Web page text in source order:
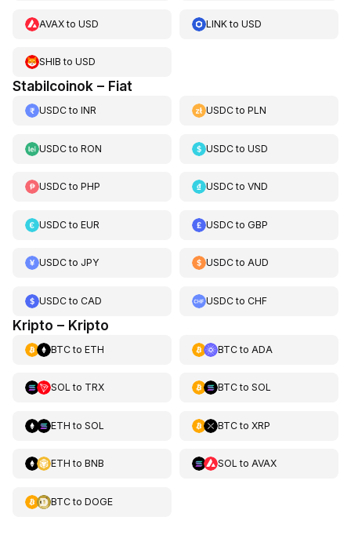
AVAXto USD LINKtoUSD
SHIB to USD
Stabilcoinok – Fiat
USDCto INR USDCtoPLN
USDCto RON USDCtoUSD
USDCto PHP USDCtoVND
USDCto EUR USDCtoGBP
USDCto JPY USDCtoAUD
USDCto CAD USDCtoCHF
Kripto – Kripto
BTCto ETH BTCto ADA
SOL to TRX BTCto SOL
ETH to SOL BTCto XRP
ETH to BNB SOL to AVAX
BTCto DOGE